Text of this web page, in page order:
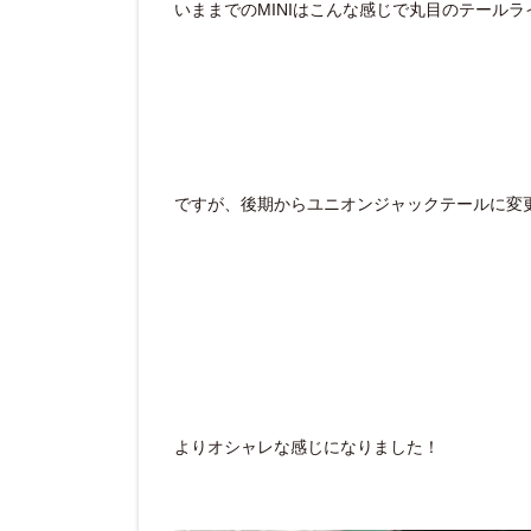
いままでのMINIはこんな感じで丸目のテールラ
ですが、後期からユニオンジャックテールに変
よりオシャレな感じになりました！